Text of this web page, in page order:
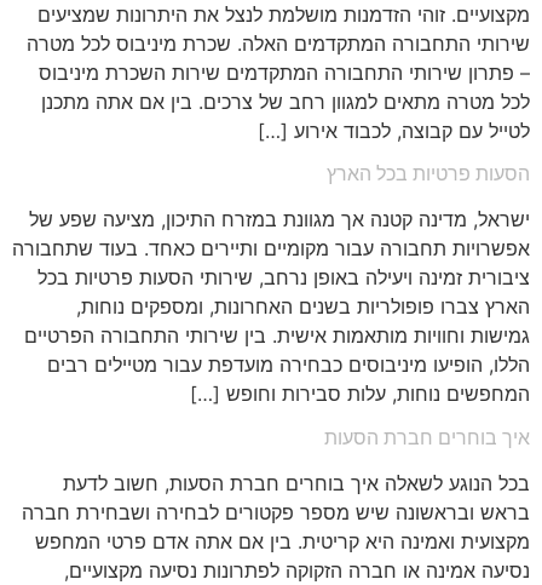
מקצועיים. זוהי הזדמנות מושלמת לנצל את היתרונות שמציעים
שירותי התחבורה המתקדמים האלה. שכרת מיניבוס לכל מטרה
– פתרון שירותי התחבורה המתקדמים שירות השכרת מיניבוס
לכל מטרה מתאים למגוון רחב של צרכים. בין אם אתה מתכנן
לטייל עם קבוצה, לכבוד אירוע […]
הסעות פרטיות בכל הארץ
ישראל, מדינה קטנה אך מגוונת במזרח התיכון, מציעה שפע של
אפשרויות תחבורה עבור מקומיים ותיירים כאחד. בעוד שתחבורה
ציבורית זמינה ויעילה באופן נרחב, שירותי הסעות פרטיות בכל
הארץ צברו פופולריות בשנים האחרונות, ומספקים נוחות,
גמישות וחוויות מותאמות אישית. בין שירותי התחבורה הפרטיים
הללו, הופיעו מיניבוסים כבחירה מועדפת עבור מטיילים רבים
המחפשים נוחות, עלות סבירות וחופש […]
איך בוחרים חברת הסעות
בכל הנוגע לשאלה איך בוחרים חברת הסעות, חשוב לדעת
בראש ובראשונה שיש מספר פקטורים לבחירה ושבחירת חברה
מקצועית ואמינה היא קריטית. בין אם אתה אדם פרטי המחפש
נסיעה אמינה או חברה הזקוקה לפתרונות נסיעה מקצועיים,